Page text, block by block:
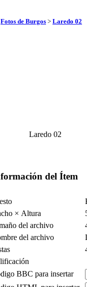
Fotos de Burgos > Laredo 02
Laredo 02
del Ítem
× Altura
del archivo
del archivo
BBC para insertar